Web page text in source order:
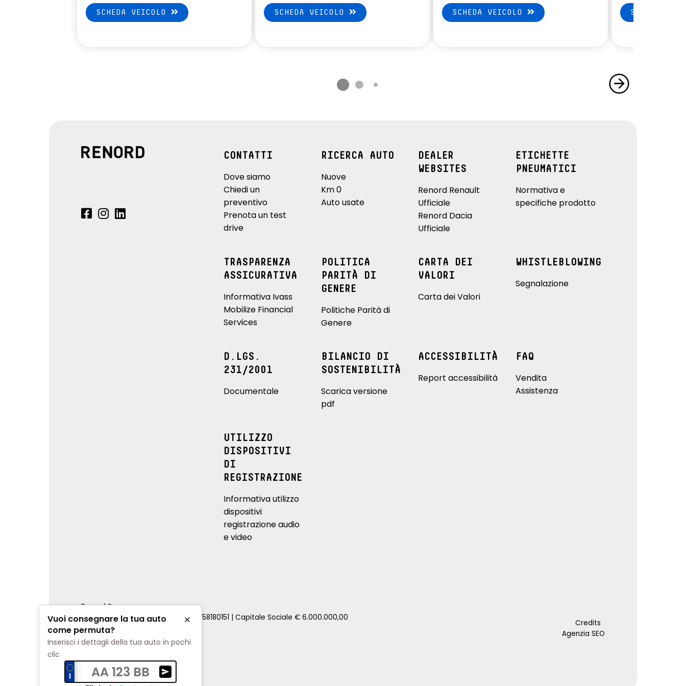
SCHEDA VEICOLO SCHEDA VEICOLO SCHEDA VEICOLO SCHEDA
CONTATTI
Dove siamo
Chiedi un
preventivo
Prenota un test
drive
RICERCA AUTO
Nuove
Km 0
Auto usate
DEALER
WEBSITES
Renord Renault
Ufficiale
Renord Dacia
Ufficiale
ETICHETTE
PNEUMATICI
Normativa e
specifiche prodotto
TRASPARENZA
ASSICURATIVA
Informativa Ivass
Mobilize Financial
Services
POLITICA
PARITÀ DI
GENERE
Politiche Parità di
Genere
CARTA DEI
VALORI
Carta dei Valori
WHISTLEBLOWING
Segnalazione
D.LGS.
231/2001
Documentale
BILANCIO DI
SOSTENIBILITÀ
Scarica versione
pdf
ACCESSIBILITÀ
Report accessibilità
FAQ
Vendita
Assistenza
UTILIZZO
DISPOSITIVI
DI
REGISTRAZIONE
Informativa utilizzo
dispositivi
registrazione audio
e video
Renord S.p.a.
REA Milano 810796 | P.IVA e C.F. 00858180151 | Capitale Sociale € 6.000.000,00
Cookie Policy
Privacy Policy
Impostazioni di tracciamento
Credits
Agenzia SEO
Vuoi consegnare la tua auto
come permuta?
Chiudi
Inserisci i dettagli della tua auto in pochi
clic
AA 123 BB
Ricevi una valutazione della tua auto senza impegno